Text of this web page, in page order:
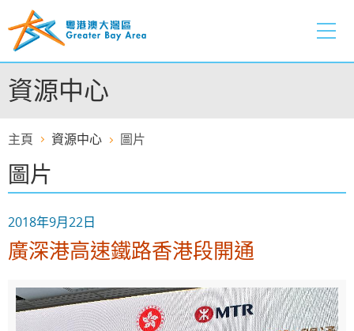
至
容
的
開
資源中心
主頁 資源中心 圖片
圖片
2018年9月22日
廣深港高速鐵路香港段開通